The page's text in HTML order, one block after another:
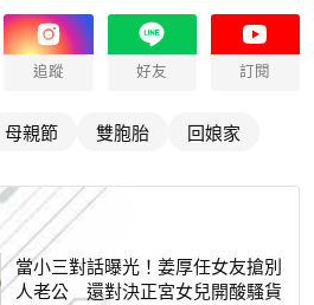
追蹤 好友 訂閱
母親節 雙胞胎 回娘家
當小三對話曝光！姜厚任女友搶別
人老公 還對決正宮女兒開酸騷貨